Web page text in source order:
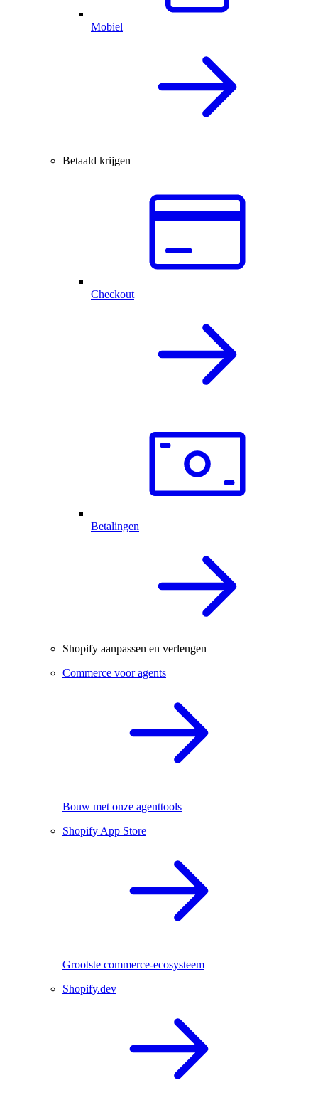
Mobiel
Betaald krijgen
Checkout
Betalingen
Shopify aanpassen en verlengen
Commerce voor agents
Bouw met onze agenttools
Shopify App Store
Grootste commerce-ecosysteem
Shopify.dev